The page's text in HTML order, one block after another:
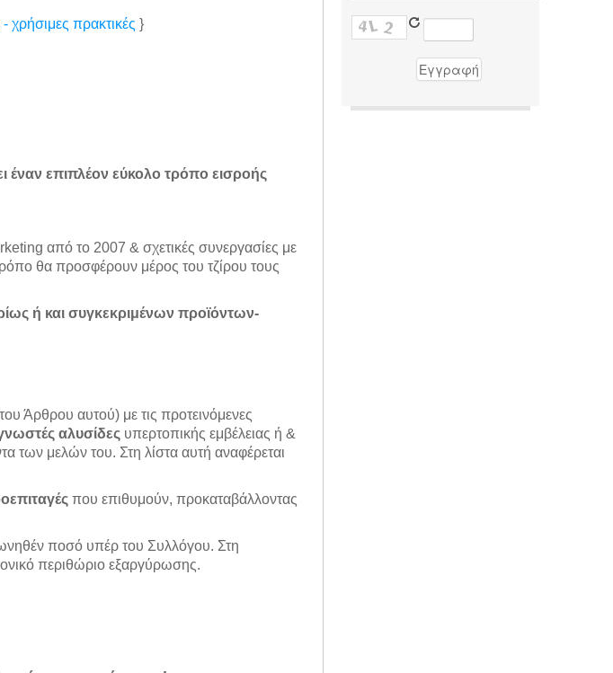
χρήσιμες πρακτικές }
επιπλέον εύκολο τρόπο εισροής
από το 2007 & σχετικές συνεργασίες με
θα προσφέρουν μέρος του τζίρου τους
ή και συγκεκριμένων προϊόντων-
Άρθρου αυτού) με τις προτεινόμενες
αλυσίδες υπερτοπικής εμβέλειας ή &
των μελών του. Στη λίστα αυτή αναφέρεται
που επιθυμούν, προκαταβάλλοντας
ποσό υπέρ του Συλλόγου. Στη
περιθώριο εξαργύρωσης.